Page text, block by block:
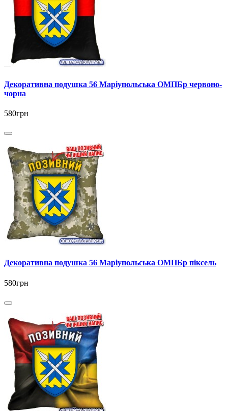
Декоративна подушка 56 Маріупольська ОМПБр червоно-
чорна
580грн
Декоративна подушка 56 Маріупольська ОМПБр піксель
580грн